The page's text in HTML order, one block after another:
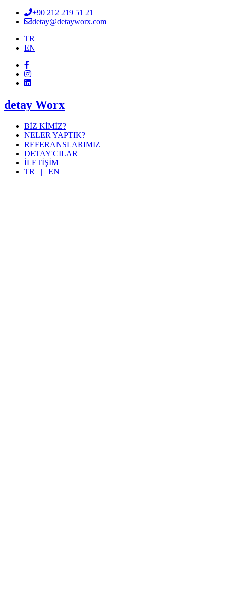
+90 212 219 51 21
detay@detayworx.com
TR
EN
detay Worx
BİZ KİMİZ?
NELER YAPTIK?
REFERANSLARIMIZ
DETAY'CILAR
İLETİŞİM
TR | EN